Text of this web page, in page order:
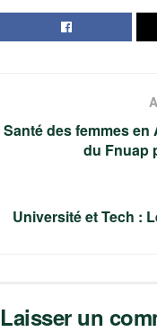
Santé des femmes
du Fnuap
Université et Tech :
Laisser un